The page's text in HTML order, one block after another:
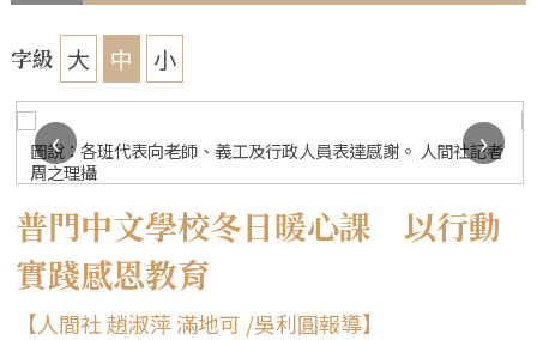
字級 大 中 小
圖說：各班代表向老師、義工及行政人員表達感謝。 人間社記者
周之理攝
‹
›
普門中文學校冬日暖心課 以行動
實踐感恩教育
【人間社 趙淑萍 滿地可 /吳利圓報導】